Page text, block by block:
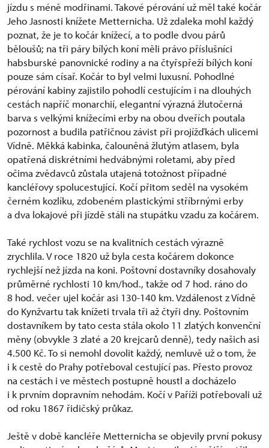
jízdu s méně modřinami. Takové pérování už měl také kočár
Jeho Jasnosti knížete Metternicha. Už zdaleka mohl každý
poznat, že je to kočár knížecí, a to podle dvou párů
běloušů; na tři páry bílých koní měli právo příslušníci
habsburské panovnické rodiny a na čtyřspřeží bílých koní
pouze sám císař. Kočár to byl velmi luxusní. Pohodlné
pérování kabiny zajistilo pohodlí cestujícím i na dlouhých
cestách napříč monarchií, elegantní výrazná žlutočerná
barva s velkými knížecími erby na obou dveřích poutala
pozornost a budila patřičnou závist při projížďkách ulicemi
Vídně. Měkká kabinka, čalouněná žlutým atlasem, byla
opatřená diskrétními hedvábnými roletami, aby před
očima zvědavců zůstala utajená totožnost případné
kancléřovy spolucestující. Kočí přitom seděl na vysokém
černém kozlíku, zdobeném plastickými stříbrnými erby
a dva lokajové při jízdě stáli na stupátku vzadu za kočárem.
Také rychlost vozu se na kvalitních cestách výrazně
zrychlila. V roce 1820 už byla cesta kočárem dokonce
rychlejší než jízda na koni. Poštovní dostavníky dosahovaly
průměrné rychlosti 10 km/hod., takže od 7 hod. ráno do
8 hod. večer ujel kočár asi 130-140 km. Vzdálenost z Vídně
do Kynžvartu tak knížeti trvala tři až čtyři dny. Poštovním
dostavníkem by tato cesta stála okolo 11 zlatých konvenční
měny (obvykle 3 zlaté a 20 krejcarů denně), tedy našich asi
4.500 Kč. To si nemohl dovolit každý, nemluvě už o tom, že
i k cestě do Prahy potřeboval cestující pas. Přesto provoz
na cestách i ve městech postupně houstl a docházelo
i k prvním dopravním nehodám. Kočí v Paříži potřebovali už
od roku 1867 řidičský průkaz.
Ještě v době kancléře Metternicha se objevily první pokusy